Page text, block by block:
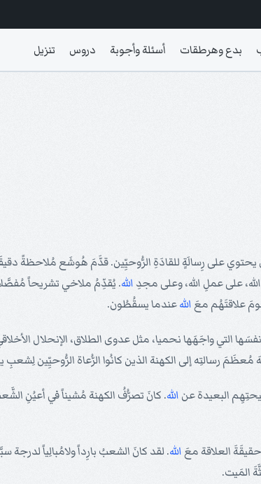
بدع وهرطقات أسئلة وأجوبة دروس تنزيل
يحتوي على رِسالَةٍ للقادَةِ الرُّوحيِّين. قدَّمَ هُوشَع مُلاحظةً
على عملِ الله، وعلى مجدِ الله. يُقدِّمُ ملاخي تشريحاً
علاقتَهُم معَ اللهعندما يسقُطُون.
واجَهَها نحميا، مثل عدوى الطلاق، الإنحلال
رسالتِه إلى الكهنة الذين كانُوا الرُّعاة الرُّوحيِّين لِشعبِ
البعيدة عن الله. كانَ تصرُّفُ الكهنة مُشيناً في أعيُنِ
العلاقة معَ الله. لقد كانَ الشعبُ بارِداً ولامُبالِياً لدرجة
المَيت.